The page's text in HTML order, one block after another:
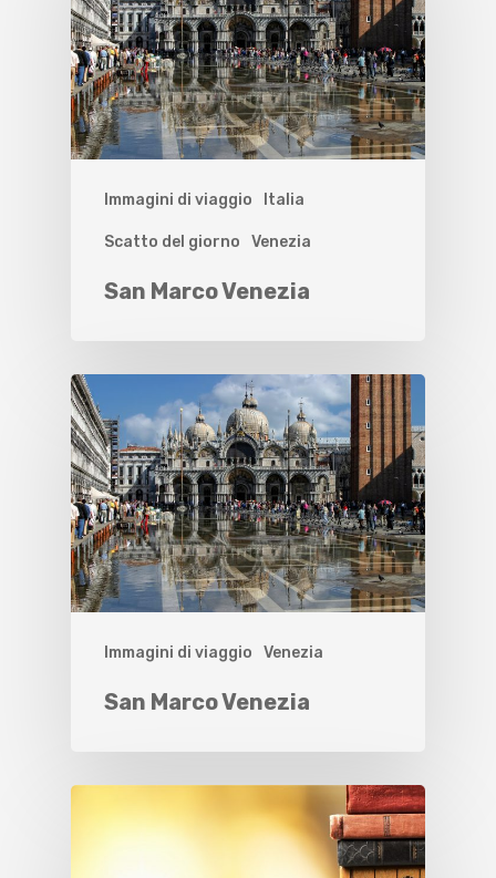
Immagini di viaggio Italia
Scatto del giorno Venezia
San Marco Venezia
Immagini di viaggio Venezia
San Marco Venezia